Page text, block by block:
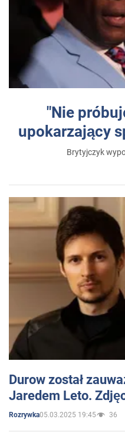
"Nie
upokarzający
Brytyjczyk
Durow został
Jaredem Leto.
Rozrywka05.03.2025 19:45 36